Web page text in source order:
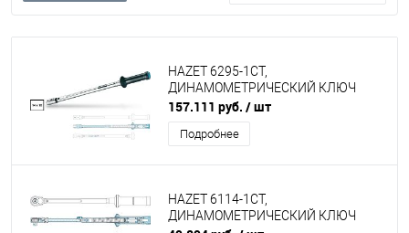
HAZET 6295-1CT,
ДИНАМОМЕТРИЧЕСКИЙ КЛЮЧ
157.111 руб. / шт
Подробнее
HAZET 6114-1CT,
ДИНАМОМЕТРИЧЕСКИЙ КЛЮЧ